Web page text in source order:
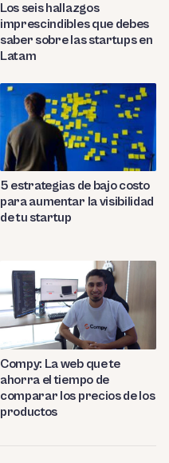
Los seis hallazgos
imprescindibles que debes
saber sobre las startups en
Latam
5 estrategias de bajo costo
para aumentar la visibilidad
de tu startup
Compy: La web que te
ahorra el tiempo de
comparar los precios de los
productos